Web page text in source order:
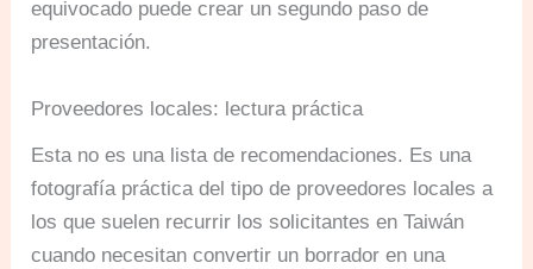
equivocado puede crear un segundo paso de
presentación.
Proveedores locales: lectura práctica
Esta no es una lista de recomendaciones. Es una
fotografía práctica del tipo de proveedores locales a
los que suelen recurrir los solicitantes en Taiwán
cuando necesitan convertir un borrador en una